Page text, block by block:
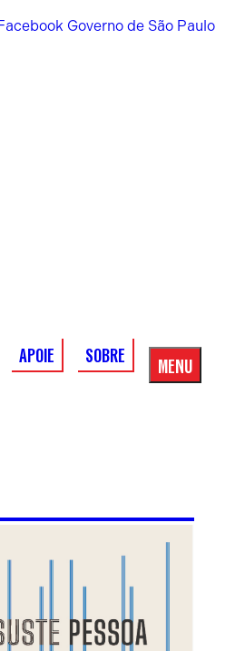
APOIE SOBRE MENU
Menu